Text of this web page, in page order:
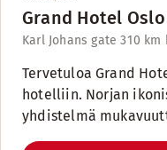
Grand Hotel
Karl Johans gate 310 km
Tervetuloa Grand
hotelliin. Norjan
yhdistelmä